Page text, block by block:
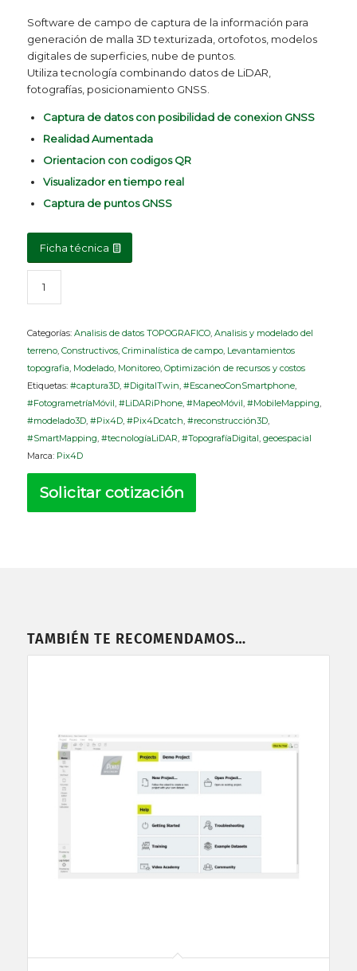
Software de campo de captura de la información para
generación de malla 3D texturizada, ortofotos, modelos
digitales de superficies, nube de puntos.
Utiliza tecnología combinando datos de LiDAR,
fotografías, posicionamiento GNSS.
Captura de datos con posibilidad de conexion GNSS
Realidad Aumentada
Orientacion con codigos QR
Visualizador en tiempo real
Captura de puntos GNSS
Ficha técnica
Categorías: Analisis de datos TOPOGRAFICO, Analisis y modelado del
terreno, Constructivos, Criminalística de campo, Levantamientos
topografia, Modelado, Monitoreo, Optimización de recursos y costos
Etiquetas: #captura3D, #DigitalTwin, #EscaneoConSmartphone,
#FotogrametríaMóvil, #LiDARiPhone, #MapeoMóvil, #MobileMapping,
#modelado3D, #Pix4D, #Pix4Dcatch, #reconstrucción3D,
#SmartMapping, #tecnologíaLiDAR, #TopografíaDigital, geoespacial
Marca: Pix4D
Solicitar cotización
TAMBIÉN TE RECOMENDAMOS…